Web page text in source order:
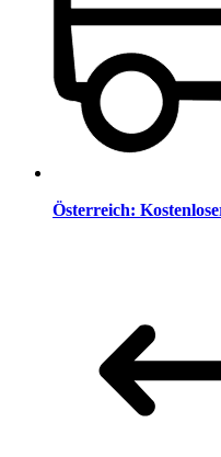
Österreich: